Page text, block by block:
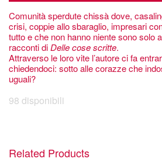
98 disponibili
cosas
escritasElia
Varini
quantità
Comunità sperdute chissà dove,
crisi, coppie allo sbaraglio, impresari
tutto e che non hanno niente sono solo
racconti diDelle cose scritte.
Attraverso le loro vite l’autore ci fa
chiedendoci: sotto alle corazze che
uguali?
Related Products